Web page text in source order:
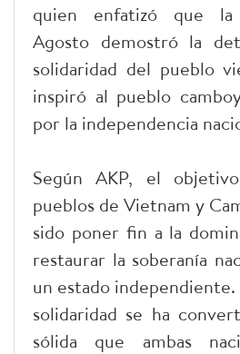
quien enfatizó que la
Agosto demostró la
solidaridad del pueblo
inspiró al pueblo
por la independencia
Según AKP, el
pueblos de Vietnam y
sido poner fin a la
restaurar la soberanía
un estado
solidaridad se ha
sólida que ambas